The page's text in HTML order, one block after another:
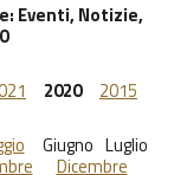
: Eventi, Notizie,
2020
2015
Giugno Luglio
Dicembre